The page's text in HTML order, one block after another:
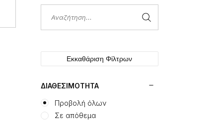
για:
Εκκαθάριση Φίλτρων
ΔΙΑΘΕΣΙΜΌΤΗΤΑ
Προβολή όλων
Σε απόθεμα